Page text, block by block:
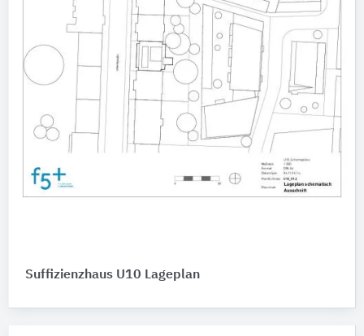
Suffizienzhaus U10 Lageplan